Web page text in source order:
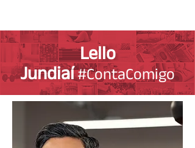
Lello
Jundiaí#ContaComigo